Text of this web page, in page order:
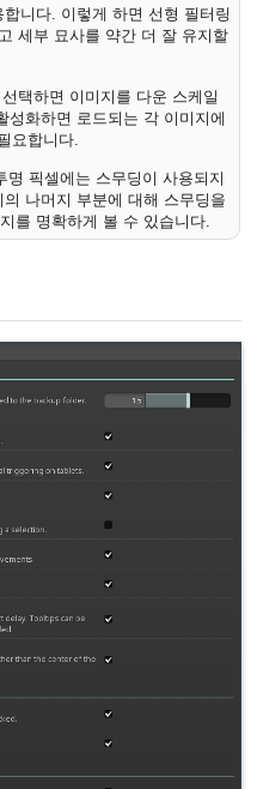
니다. 이렇게 하면 선형 필터링
세부 묘사를 약간 더 잘 유지할
선택하면 이미지를 다운 스케일
성화하면 로드되는 각 이미지에
요합니다.
명 픽셀에는 스무딩이 사용되지
나머지 부분에 대해 스무딩을
를 명확하게 볼 수 있습니다.